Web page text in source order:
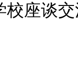
校座谈